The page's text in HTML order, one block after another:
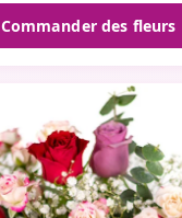
Commander des fleurs